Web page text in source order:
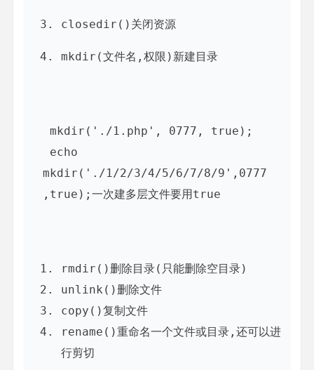
closedir()关闭资源
mkdir(文件名,权限)新建目录
mkdir('./1/2/3/4/5/6/7/8/9',0777
rmdir()删除目录(只能删除空目录)
unlink()删除文件
copy()复制文件
rename()重命名一个文件或目录,还可以进
行剪切